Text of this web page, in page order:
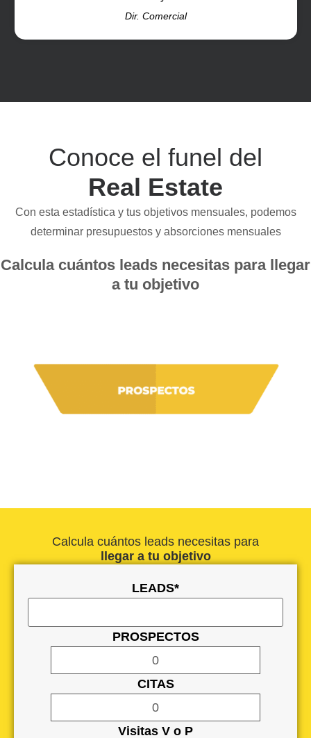
Dir. Comercial
Conoce el funel del
Real Estate
Con esta estadística y tus objetivos mensuales, podemos
determinar presupuestos y absorciones mensuales
Calcula cuántos leads necesitas para llegar
a tu objetivo
Calcula cuántos leads necesitas para
llegar a tu objetivo
LEADS*
PROSPECTOS
0
CITAS
0
Visitas V o P